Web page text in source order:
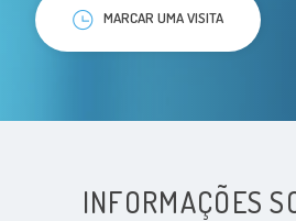
MARCAR UMA VISITA
INFORMAÇÕES